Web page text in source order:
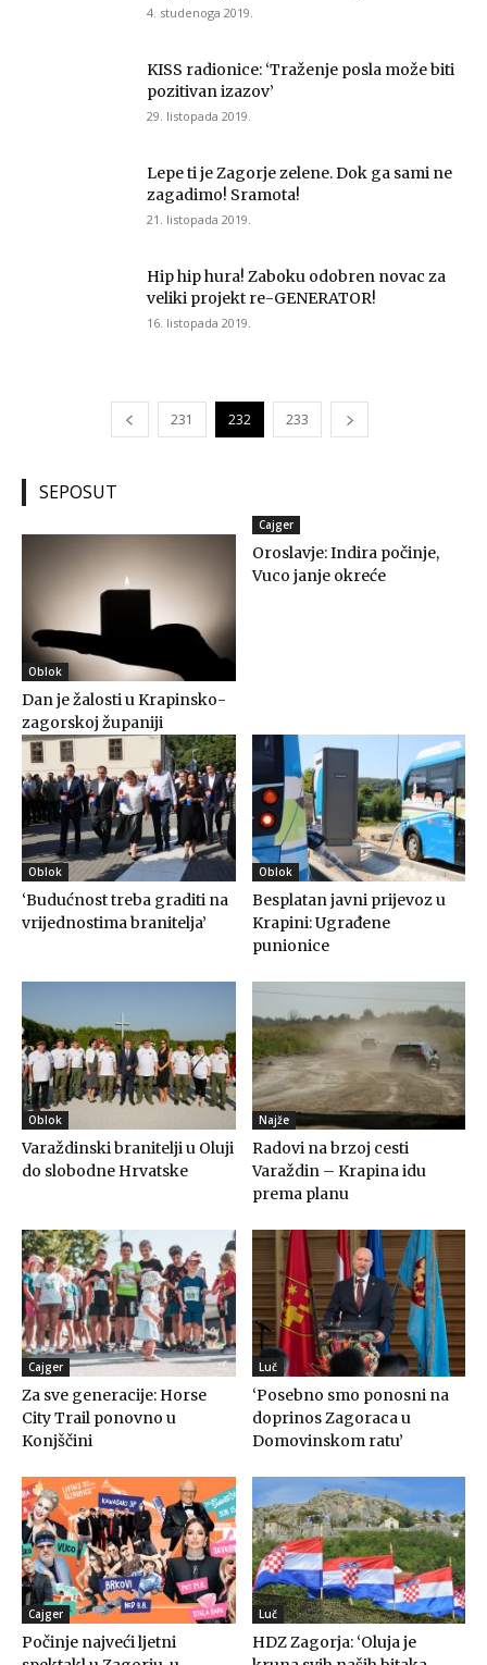
4. studenoga 2019.
KISS radionice: ‘Traženje posla može biti
pozitivan izazov’
29. listopada 2019.
Lepe ti je Zagorje zelene. Dok ga sami ne
zagadimo! Sramota!
21. listopada 2019.
Hip hip hura! Zaboku odobren novac za
veliki projekt re-GENERATOR!
16. listopada 2019.
231 232 233
SEPOSUT
Oblok
Dan je žalosti u Krapinsko-
zagorskoj županiji
Cajger
Oroslavje: Indira počinje,
Vuco janje okreće
Oblok
‘Budućnost treba graditi na
vrijednostima branitelja’
Oblok
Besplatan javni prijevoz u
Krapini: Ugrađene
punionice
Oblok
Varaždinski branitelji u Oluji
do slobodne Hrvatske
Najže
Radovi na brzoj cesti
Varaždin – Krapina idu
prema planu
Cajger
Za sve generacije: Horse
City Trail ponovno u
Konjščini
Luč
‘Posebno smo ponosni na
doprinos Zagoraca u
Domovinskom ratu’
Cajger
Počinje najveći ljetni
Luč
HDZ Zagorja: ‘Oluja je